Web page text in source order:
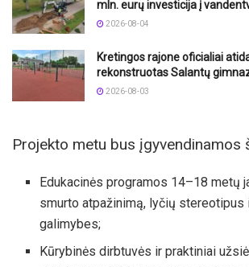
mln. eurų investicija į
2026-08-04
Kretingos rajone oficialiai
rekonstruotas Salantų
2026-08-03
Projekto metu bus įgyvendinamos
Edukacinės programos 14–18 metų
smurto atpažinimą, lyčių stereotipus
galimybes;
Kūrybinės dirbtuvės ir praktiniai